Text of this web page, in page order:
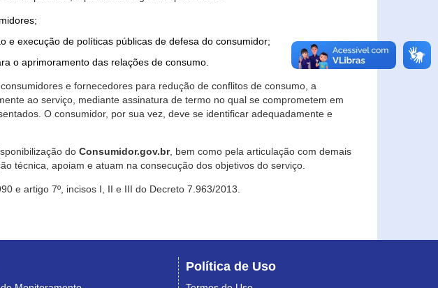
e execução de políticas públicas de defesa do consumidor;
o aprimoramento das relações de consumo.
e fornecedores para redução de conflitos de consumo, a
ao serviço, mediante assinatura de termo no qual se comprometem em
O consumidor, por sua vez, deve se identificar adequadamente e
do Consumidor.gov.br, bem como pela articulação com demais
técnica, apoiam e atuam na consecução dos objetivos do serviço.
e artigo 7º, incisos I, II e III do Decreto 7.963/2013.
Política de Uso